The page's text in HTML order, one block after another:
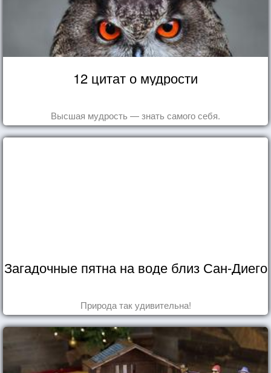
12 цитат о мудрости
Высшая мудрость — знать самого себя.
Загадочные пятна на воде близ Сан-Диего
Природа так удивительна!